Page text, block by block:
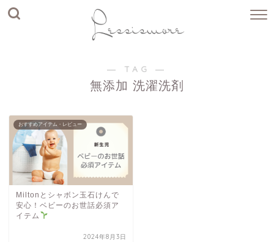
― TAG ―
無添加 洗濯洗剤
おすすめアイテム・レビュー
Miltonとシャボン玉石けんで
安心！ベビーのお世話必須ア
イテム
2024年8月3日